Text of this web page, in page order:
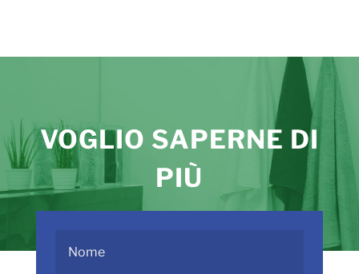
VOGLIO SAPERNE DI
PIÙ